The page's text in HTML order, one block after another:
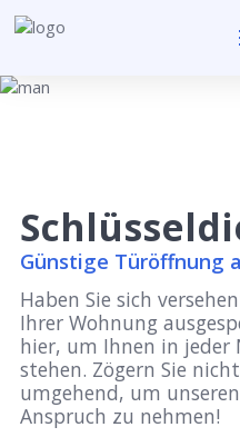
Günstige Türöffnung
Haben Sie sich
Ihrer Wohnung
hier, um Ihnen in jeder
stehen. Zögern Sie
umgehend, um
Anspruch zu nehmen!